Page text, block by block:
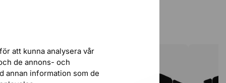
att kunna analysera vår
de annons- och
annan information som de